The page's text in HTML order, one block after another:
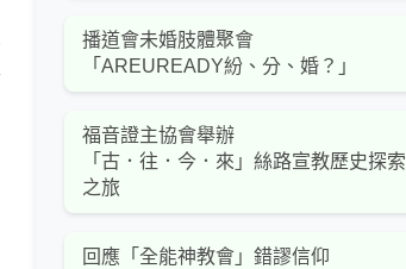
播道會未婚肢體聚會
「AREUREADY紛、分、婚？」
福音證主協會舉辦
「古．往．今．來」絲路宣教歷史探索
之旅
回應「全能神教會」錯謬信仰